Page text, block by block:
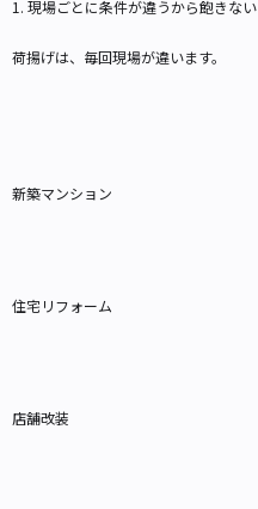
1. 現場ごとに条件が違うから飽きない
荷揚げは、毎回現場が違います。
新築マンション
住宅リフォーム
店舗改装